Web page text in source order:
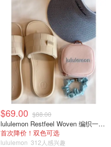
$69.00 $88.00
lululemon Restfeel Woven 编织一字拖
首次降价！双色可选
lululemon 312人感兴趣